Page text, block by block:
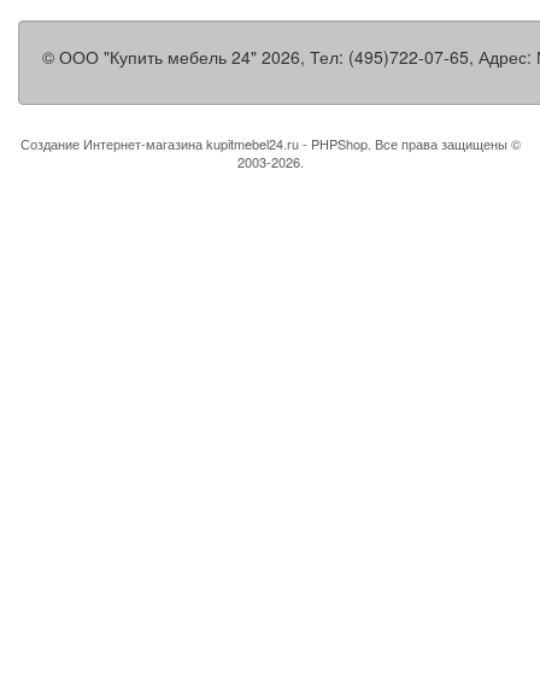
© ООО "Купить мебель 24" 2026, Тел: (495)722-07-65, Адрес:
Создание Интернет-магазинаkupitmebel24.ru - PHPShop. Все права защищены ©
2003-2026.